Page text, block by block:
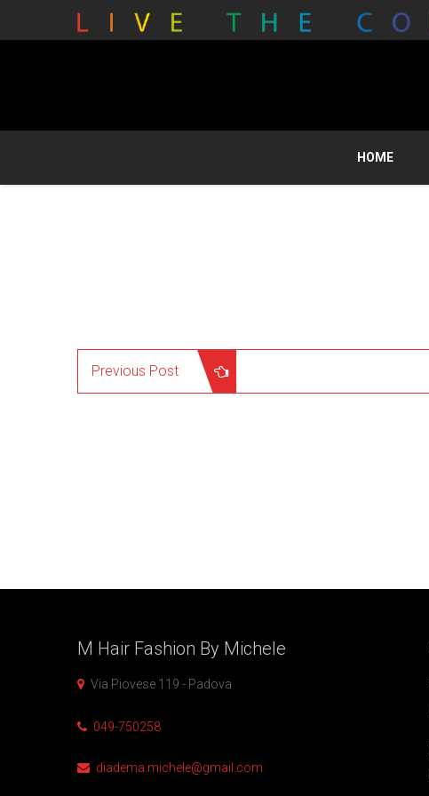
HOME
Previous Post
M Hair Fashion By Michele
Via Piovese 119 - Padova
049-750258
diadema.michele@gmail.com